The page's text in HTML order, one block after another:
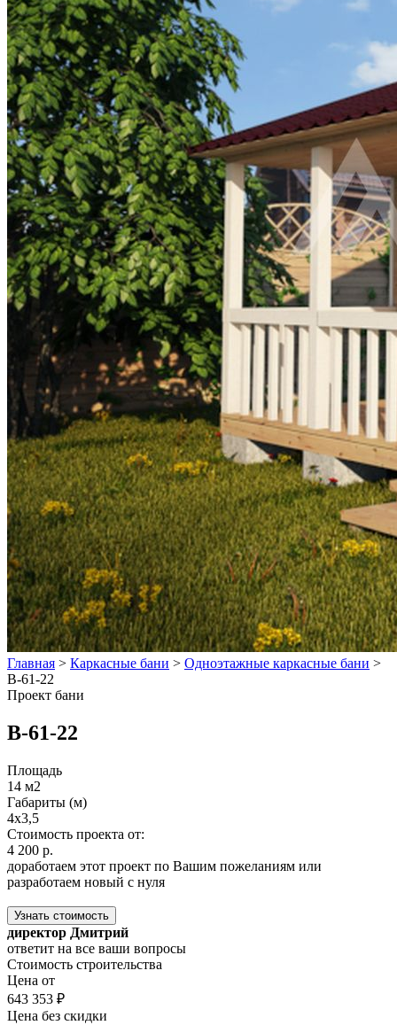
Главная > Каркасные бани > Одноэтажные каркасные бани >
B-61-22
Проект бани
B-61-22
Площадь
14 м2
Габариты (м)
4x3,5
Стоимость проекта от:
4 200 р.
доработаем этот проект по Вашим пожеланиям или
разработаем новый с нуля
Узнать стоимость
директор Дмитрий
ответит на все ваши вопросы
Стоимость строительства
Цена от
643 353 ₽
Цена без скидки